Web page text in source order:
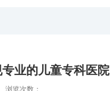
业的儿童专科医院
览次数：